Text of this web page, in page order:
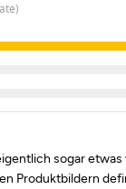
sogar
Produktbildern